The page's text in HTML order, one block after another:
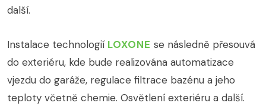
další.
Instalace technologií LOXONE se následně přesouvá
do exteriéru, kde bude realizována automatizace
vjezdu do garáže, regulace filtrace bazénu a jeho
teploty včetně chemie. Osvětlení exteriéru a další.